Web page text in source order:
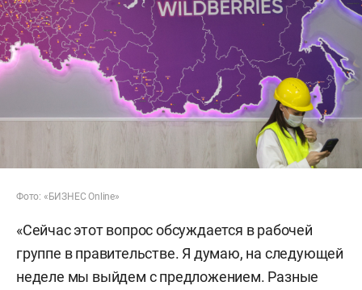
Фото: «БИЗНЕС Online»
«Сейчас этот вопрос обсуждается в рабочей
группе в правительстве. Я думаю, на следующей
неделе мы выйдем с предложением. Разные